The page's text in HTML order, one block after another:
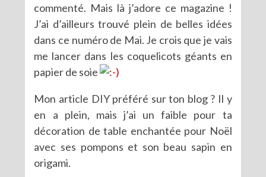
commenté. Mais là j’adore ce magazine !
J’ai d’ailleurs trouvé plein de belles idées
dans ce numéro de Mai. Je crois que je vais
me lancer dans les coquelicots géants en
papier de soie
Mon article DIY préféré sur ton blog ? Il y
en a plein, mais j’ai un faible pour ta
décoration de table enchantée pour Noël
avec ses pompons et son beau sapin en
origami.